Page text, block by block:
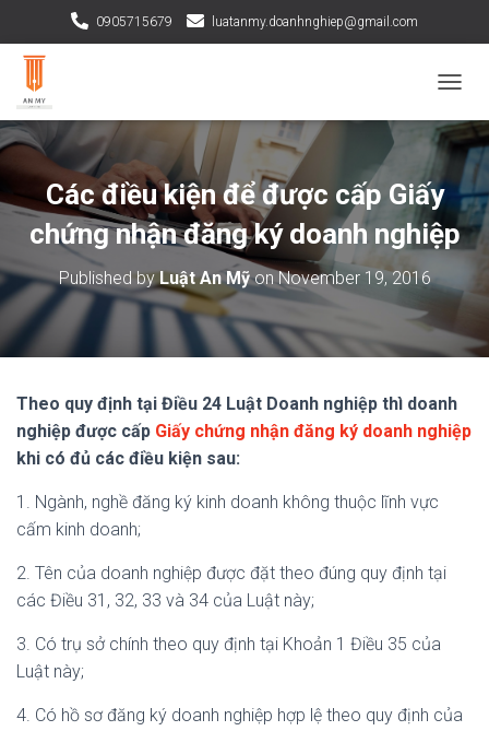
0905715679 luatanmy.doanhnghiep@gmail.com
Các điều kiện để được cấp Giấy
chứng nhận đăng ký doanh nghiệp
Published byLuật An MỹonNovember 19, 2016
Theo quy định tại Điều 24 Luật Doanh nghiệp thì doanh
nghiệp được cấp Giấy chứng nhận đăng ký doanh nghiệp
khi có đủ các điều kiện sau:
1. Ngành, nghề đăng ký kinh doanh không thuộc lĩnh vực
cấm kinh doanh;
2. Tên của doanh nghiệp được đặt theo đúng quy định tại
các Điều 31, 32, 33 và 34 của Luật này;
3. Có trụ sở chính theo quy định tại Khoản 1 Điều 35 của
Luật này;
4. Có hồ sơ đăng ký doanh nghiệp hợp lệ theo quy định của